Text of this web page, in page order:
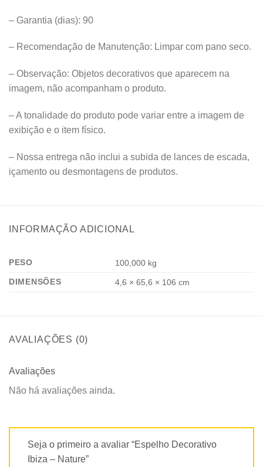
– Garantia (dias): 90
– Recomendação de Manutenção: Limpar com pano seco.
– Observação: Objetos decorativos que aparecem na
imagem, não acompanham o produto.
– A tonalidade do produto pode variar entre a imagem de
exibição e o item físico.
– Nossa entrega não inclui a subida de lances de escada,
içamento ou desmontagens de produtos.
INFORMAÇÃO ADICIONAL
PESO
100,000 kg
DIMENSÕES
4,6 × 65,6 × 106 cm
AVALIAÇÕES (0)
Avaliações
Não há avaliações ainda.
Seja o primeiro a avaliar “Espelho Decorativo
Ibiza – Nature”